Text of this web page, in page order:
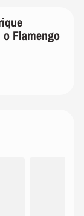
Flamengo